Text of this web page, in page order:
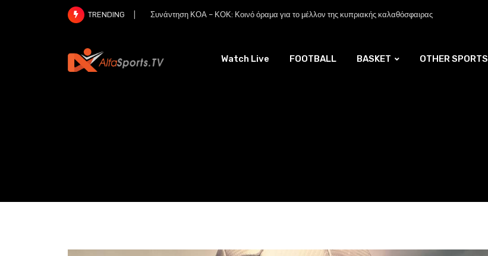
TRENDING Συνάντηση ΚΟΑ – ΚΟΚ: Κοινό όραμα για το μέλλον της κυπριακής καλαθόσφαιρας
Watch Live FOOTBALL BASKET OTHER SPORTS